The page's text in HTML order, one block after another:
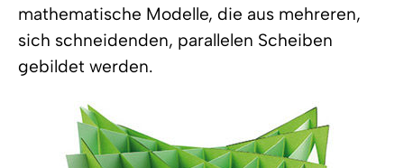
mathematische Modelle, die aus mehreren,
sich schneidenden, parallelen Scheiben
gebildet werden.